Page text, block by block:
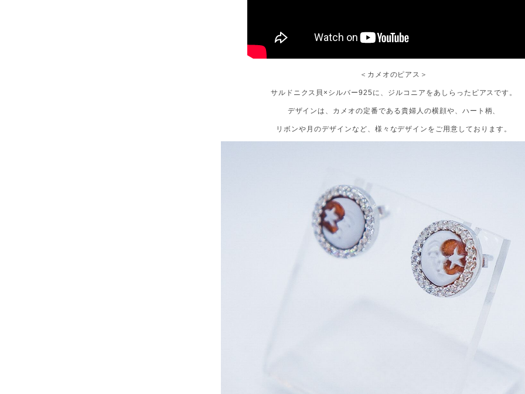
＜カメオのピアス＞
サルドニクス貝×シルバー925に、ジルコニアをあしらったピアスです。
デザインは、カメオの定番である貴婦人の横顔や、ハート柄、
リボンや月のデザインなど、様々なデザインをご用意しております。